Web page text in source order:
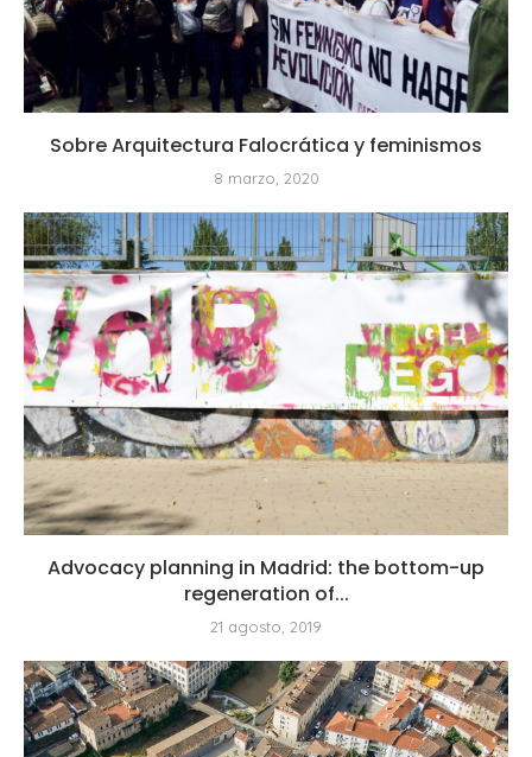
Sobre Arquitectura Falocrática y feminismos
8 marzo, 2020
Advocacy planning in Madrid: the bottom-up
regeneration of...
21 agosto, 2019